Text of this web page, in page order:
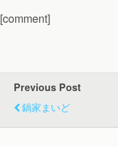
[comment]
Previous Post
鍋家まいど